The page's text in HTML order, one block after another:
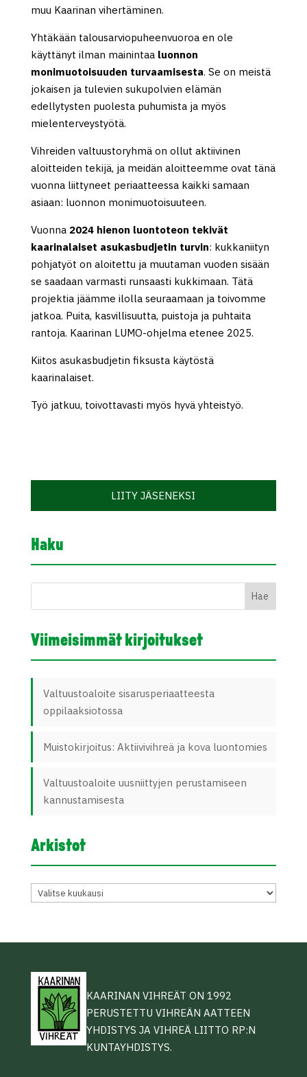
muu Kaarinan vihertäminen.
Yhtäkään talousarviopuheenvuoroa en ole
käyttänyt ilman mainintaa luonnon
monimuotoisuuden turvaamisesta. Se on meistä
jokaisen ja tulevien sukupolvien elämän
edellytysten puolesta puhumista ja myös
mielenterveystyötä.
Vihreiden valtuustoryhmä on ollut aktiivinen
aloitteiden tekijä, ja meidän aloitteemme ovat tänä
vuonna liittyneet periaatteessa kaikki samaan
asiaan: luonnon monimuotoisuuteen.
Vuonna 2024 hienon luontoteon tekivät
kaarinalaiset asukasbudjetin turvin: kukkaniityn
pohjatyöt on aloitettu ja muutaman vuoden sisään
se saadaan varmasti runsaasti kukkimaan. Tätä
projektia jäämme ilolla seuraamaan ja toivomme
jatkoa. Puita, kasvillisuutta, puistoja ja puhtaita
rantoja. Kaarinan LUMO-ohjelma etenee 2025.
Kiitos asukasbudjetin fiksusta käytöstä
kaarinalaiset.
Työ jatkuu, toivottavasti myös hyvä yhteistyö.
LIITY JÄSENEKSI
Haku
Viimeisimmät kirjoitukset
Valtuustoaloite sisarusperiaatteesta
oppilaaksiotossa
Muistokirjoitus: Aktiivivihreä ja kova luontomies
Valtuustoaloite uusniittyjen perustamiseen
kannustamisesta
Arkistot
Arkistot
KAARINAN VIHREÄT ON 1992
PERUSTETTU VIHREÄN AATTEEN
YHDISTYS JA VIHREÄ LIITTO RP:N
KUNTAYHDISTYS.